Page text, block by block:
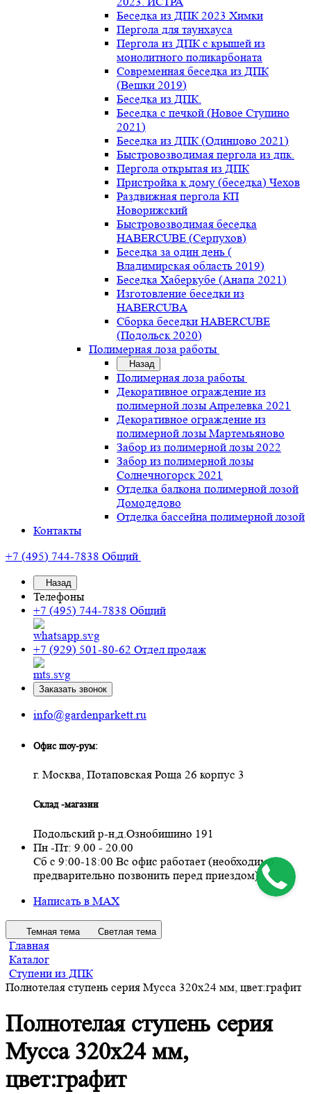
Беседка из ДПК 2023 Химки
Пергола для таунхауса
Пергола из ДПК с крышей из
монолитного поликарбоната
Современная беседка из ДПК
(Вешки 2019)
Беседка из ДПК.
Беседка с печкой (Новое Ступино
2021)
Беседка из ДПК (Одинцово 2021)
Быстровозводимая пергола из дпк.
Пергола открытая из ДПК
Пристройка к дому (беседка) Чехов
Раздвижная пергола КП
Новорижский
Быстровозводимая беседка
HABERCUBE (Серпухов)
Беседка за один день (
Владимирская область 2019)
Беседка Хаберкубе (Анапа 2021)
Изготовление беседки из
HABERCUBA
Сборка беседки HABERCUBE
(Подольск 2020)
Полимерная лоза работы
Назад
Полимерная лоза работы
Декоративное ограждение из
полимерной лозы Апрелевка 2021
Декоративное ограждение из
полимерной лозы Мартемьяново
Забор из полимерной лозы 2022
Забор из полимерной лозы
Солнечногорск 2021
Отделка балкона полимерной лозой
Домодедово
Отделка бассейна полимерной лозой
Контакты
+7 (495) 744-7838 Общий
Назад
Телефоны
+7 (495) 744-7838 Общий
+7 (929) 501-80-62 Отдел продаж
Заказать звонок
info@gardenparkett.ru
Офис шоу-рум:
г. Москва, Потаповская Роща 26 корпус 3
Склад -магазин
Подольский р-н,д.Ознобишино 191
Пн -Пт: 9.00 - 20.00
Сб с 9:00-18:00 Вс офис работает (необходимо
предварительно позвонить перед приездом)
Написать в MAX
Темная тема Светлая тема
Главная
Каталог
Ступени из ДПК
Полнотелая ступень серия Мусса 320х24 мм, цвет:графит
Полнотелая ступень серия
Мусса 320х24 мм,
цвет:графит